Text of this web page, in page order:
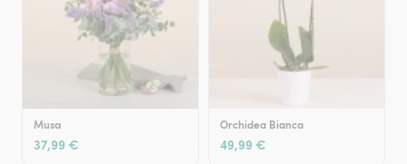
Musa
37,99 €
Orchidea Bianca
49,99 €